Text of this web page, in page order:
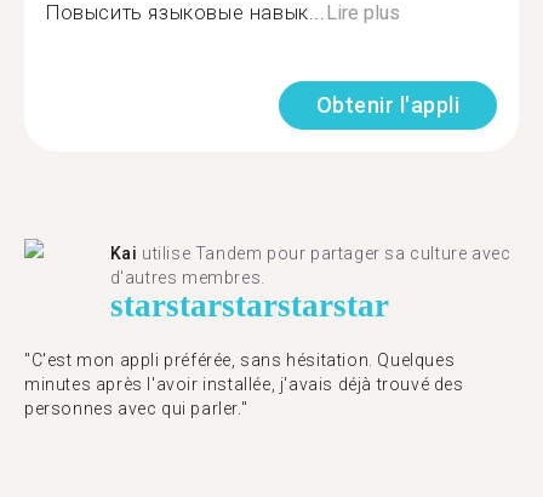
Повысить языковые навык...Lire plus
Obtenir l'appli
Kai utilise Tandem pour partager sa culture avec
d'autres membres.
starstarstarstarstar
"C'est mon appli préférée, sans hésitation. Quelques
minutes après l'avoir installée, j'avais déjà trouvé des
personnes avec qui parler."